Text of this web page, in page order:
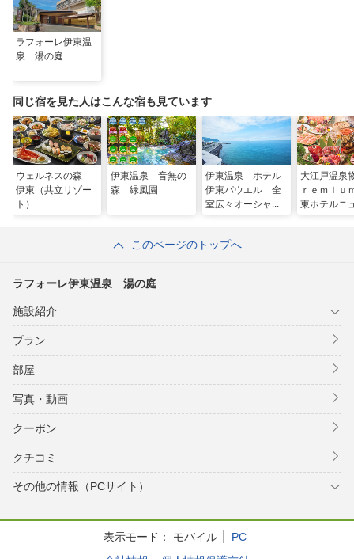
ラフォーレ伊東温
泉 湯の庭
同じ宿を見た人はこんな宿も見ています
ウェルネスの森
伊東（共立リゾー
ト）
伊東温泉 音無の
森 緑風園
伊東温泉 ホテル
伊東パウエル 全
室広々オーシャ
大江戸温泉
ｒｅｍｉ
東ホテルニ
このページのトップへ
ラフォーレ伊東温泉 湯の庭
施設紹介
プラン
部屋
写真・動画
クーポン
クチコミ
その他の情報（PCサイト）
表示モード： モバイル
PC